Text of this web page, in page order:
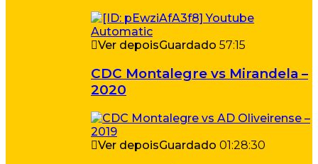
Ver depoisGuardado 57:15
CDC Montalegre vs Mirandela –
2020
Ver depoisGuardado 01:28:30